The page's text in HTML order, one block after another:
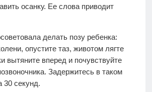
осанку. Ее слова приводит
делать позу ребенка:
опустите таз, животом лягте
вытяните вперед и почувствуйте
Задержитесь в таком
30 секунд.